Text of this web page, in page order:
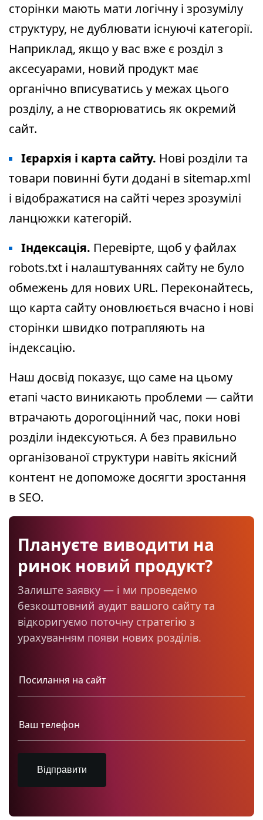
сторінки мають мати логічну і зрозумілу
структуру, не дублювати існуючі категорії.
Наприклад, якщо у вас вже є розділ з
аксесуарами, новий продукт має
органічно вписуватись у межах цього
розділу, а не створюватись як окремий
сайт.
Ієрархія і карта сайту. Нові розділи та
товари повинні бути додані в sitemap.xml
і відображатися на сайті через зрозумілі
ланцюжки категорій.
Індексація. Перевірте, щоб у файлах
robots.txt і налаштуваннях сайту не було
обмежень для нових URL. Переконайтесь,
що карта сайту оновлюється вчасно і нові
сторінки швидко потрапляють на
індексацію.
Наш досвід показує, що саме на цьому
етапі часто виникають проблеми — сайти
втрачають дорогоцінний час, поки нові
розділи індексуються. А без правильно
організованої структури навіть якісний
контент не допоможе досягти зростання
в SEO.
Плануєте виводити на
ринок новий продукт?
Залиште заявку — і ми проведемо
безкоштовний аудит вашого сайту та
відкоригуємо поточну стратегію з
урахуванням появи нових розділів.
Відправити